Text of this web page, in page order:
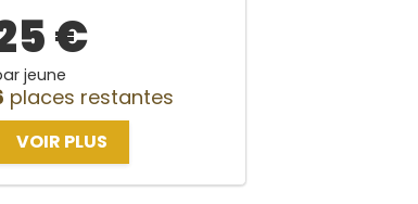
€
jeune
places restantes
VOIR PLUS